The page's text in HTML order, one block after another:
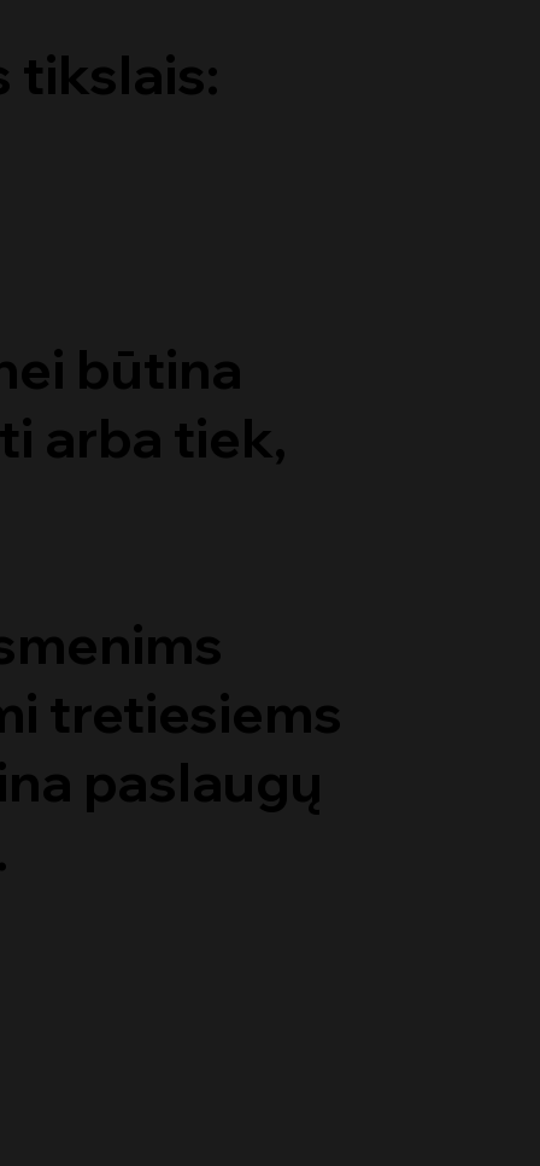
tikslais:
būtina
arba tiek,
tretiesiems
paslaugų